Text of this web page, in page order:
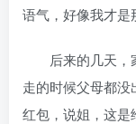
语气，好像我才是
后来的几天，家
走的时候父母都
红包，说姐，这是